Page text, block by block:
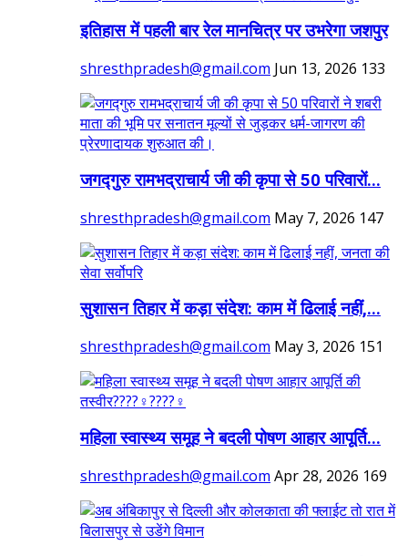
इतिहास में पहली बार रेल मानचित्र पर उभरेगा जशपुर
shresthpradesh@gmail.com Jun 13, 2026 133
जगद्गुरु रामभद्राचार्य जी की कृपा से 50 परिवारों...
shresthpradesh@gmail.com May 7, 2026 147
सुशासन तिहार में कड़ा संदेश: काम में ढिलाई नहीं,...
shresthpradesh@gmail.com May 3, 2026 151
महिला स्वास्थ्य समूह ने बदली पोषण आहार आपूर्ति...
shresthpradesh@gmail.com Apr 28, 2026 169